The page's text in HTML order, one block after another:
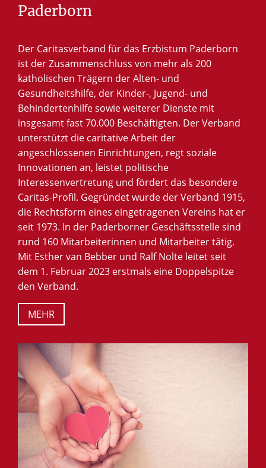
Paderborn
Der Caritasverband für das Erzbistum Paderborn
ist der Zusammenschluss von mehr als 200
katholischen Trägern der Alten- und
Gesundheitshilfe, der Kinder-, Jugend- und
Behindertenhilfe sowie weiterer Dienste mit
insgesamt fast 70.000 Beschäftigten. Der Verband
unterstützt die caritative Arbeit der
angeschlossenen Einrichtungen, regt soziale
Innovationen an, leistet politische
Interessenvertretung und fördert das besondere
Caritas-Profil. Gegründet wurde der Verband 1915,
die Rechtsform eines eingetragenen Vereins hat er
seit 1973. In der Paderborner Geschäftsstelle sind
rund 160 Mitarbeiterinnen und Mitarbeiter tätig.
Mit Esther van Bebber und Ralf Nolte leitet seit
dem 1. Februar 2023 erstmals eine Doppelspitze
den Verband.
MEHR